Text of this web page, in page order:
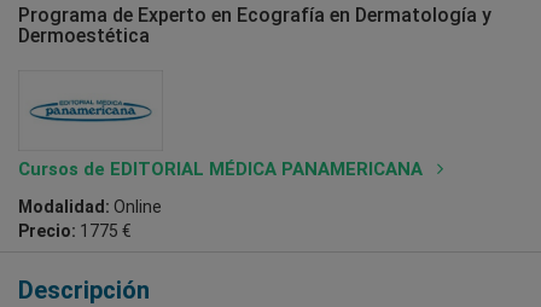
Programa de Experto en Ecografía en Dermatología y
Dermoestética
Cursos de EDITORIAL MÉDICA PANAMERICANA
Modalidad: Online
Precio: 1775 €
Descripción